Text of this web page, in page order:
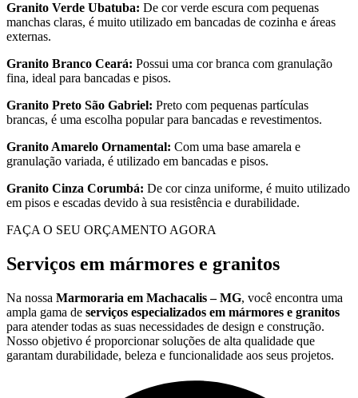
Granito Verde Ubatuba: De cor verde escura com pequenas
manchas claras, é muito utilizado em bancadas de cozinha e áreas
externas.
Granito Branco Ceará: Possui uma cor branca com granulação
fina, ideal para bancadas e pisos.
Granito Preto São Gabriel: Preto com pequenas partículas
brancas, é uma escolha popular para bancadas e revestimentos.
Granito Amarelo Ornamental: Com uma base amarela e
granulação variada, é utilizado em bancadas e pisos.
Granito Cinza Corumbá: De cor cinza uniforme, é muito utilizado
em pisos e escadas devido à sua resistência e durabilidade.
FAÇA O SEU ORÇAMENTO AGORA
Serviços em mármores e granitos
Na nossa Marmoraria em Machacalis – MG, você encontra uma
ampla gama de serviços especializados em mármores e granitos
para atender todas as suas necessidades de design e construção.
Nosso objetivo é proporcionar soluções de alta qualidade que
garantam durabilidade, beleza e funcionalidade aos seus projetos.